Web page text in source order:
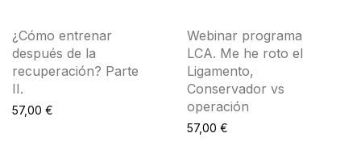
¿Cómo entrenar
después de la
recuperación? Parte
II.
57,00 €
Webinar programa
LCA. Me he roto el
Ligamento,
Conservador vs
operación
57,00 €